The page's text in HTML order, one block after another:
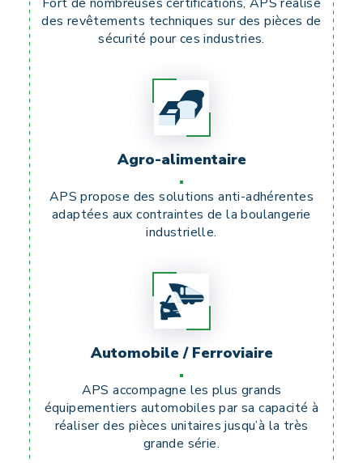
des revêtements techniques sur des pièces de
sécurité pour ces industries.
Agro-alimentaire
APS propose des solutions anti-adhérentes
adaptées aux contraintes de la boulangerie
industrielle.
Automobile / Ferroviaire
APS accompagne les plus grands
équipementiers automobiles par sa capacité à
réaliser des pièces unitaires jusqu’à la très
grande série.